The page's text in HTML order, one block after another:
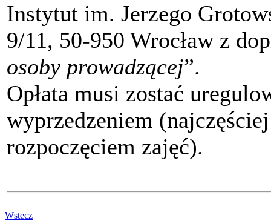
Instytut im. Jerzego
9/11, 50-950 Wrocław z
osoby prowadzącej”.
Opłata musi zostać
wyprzedzeniem
rozpoczęciem zajęć).
Wstecz